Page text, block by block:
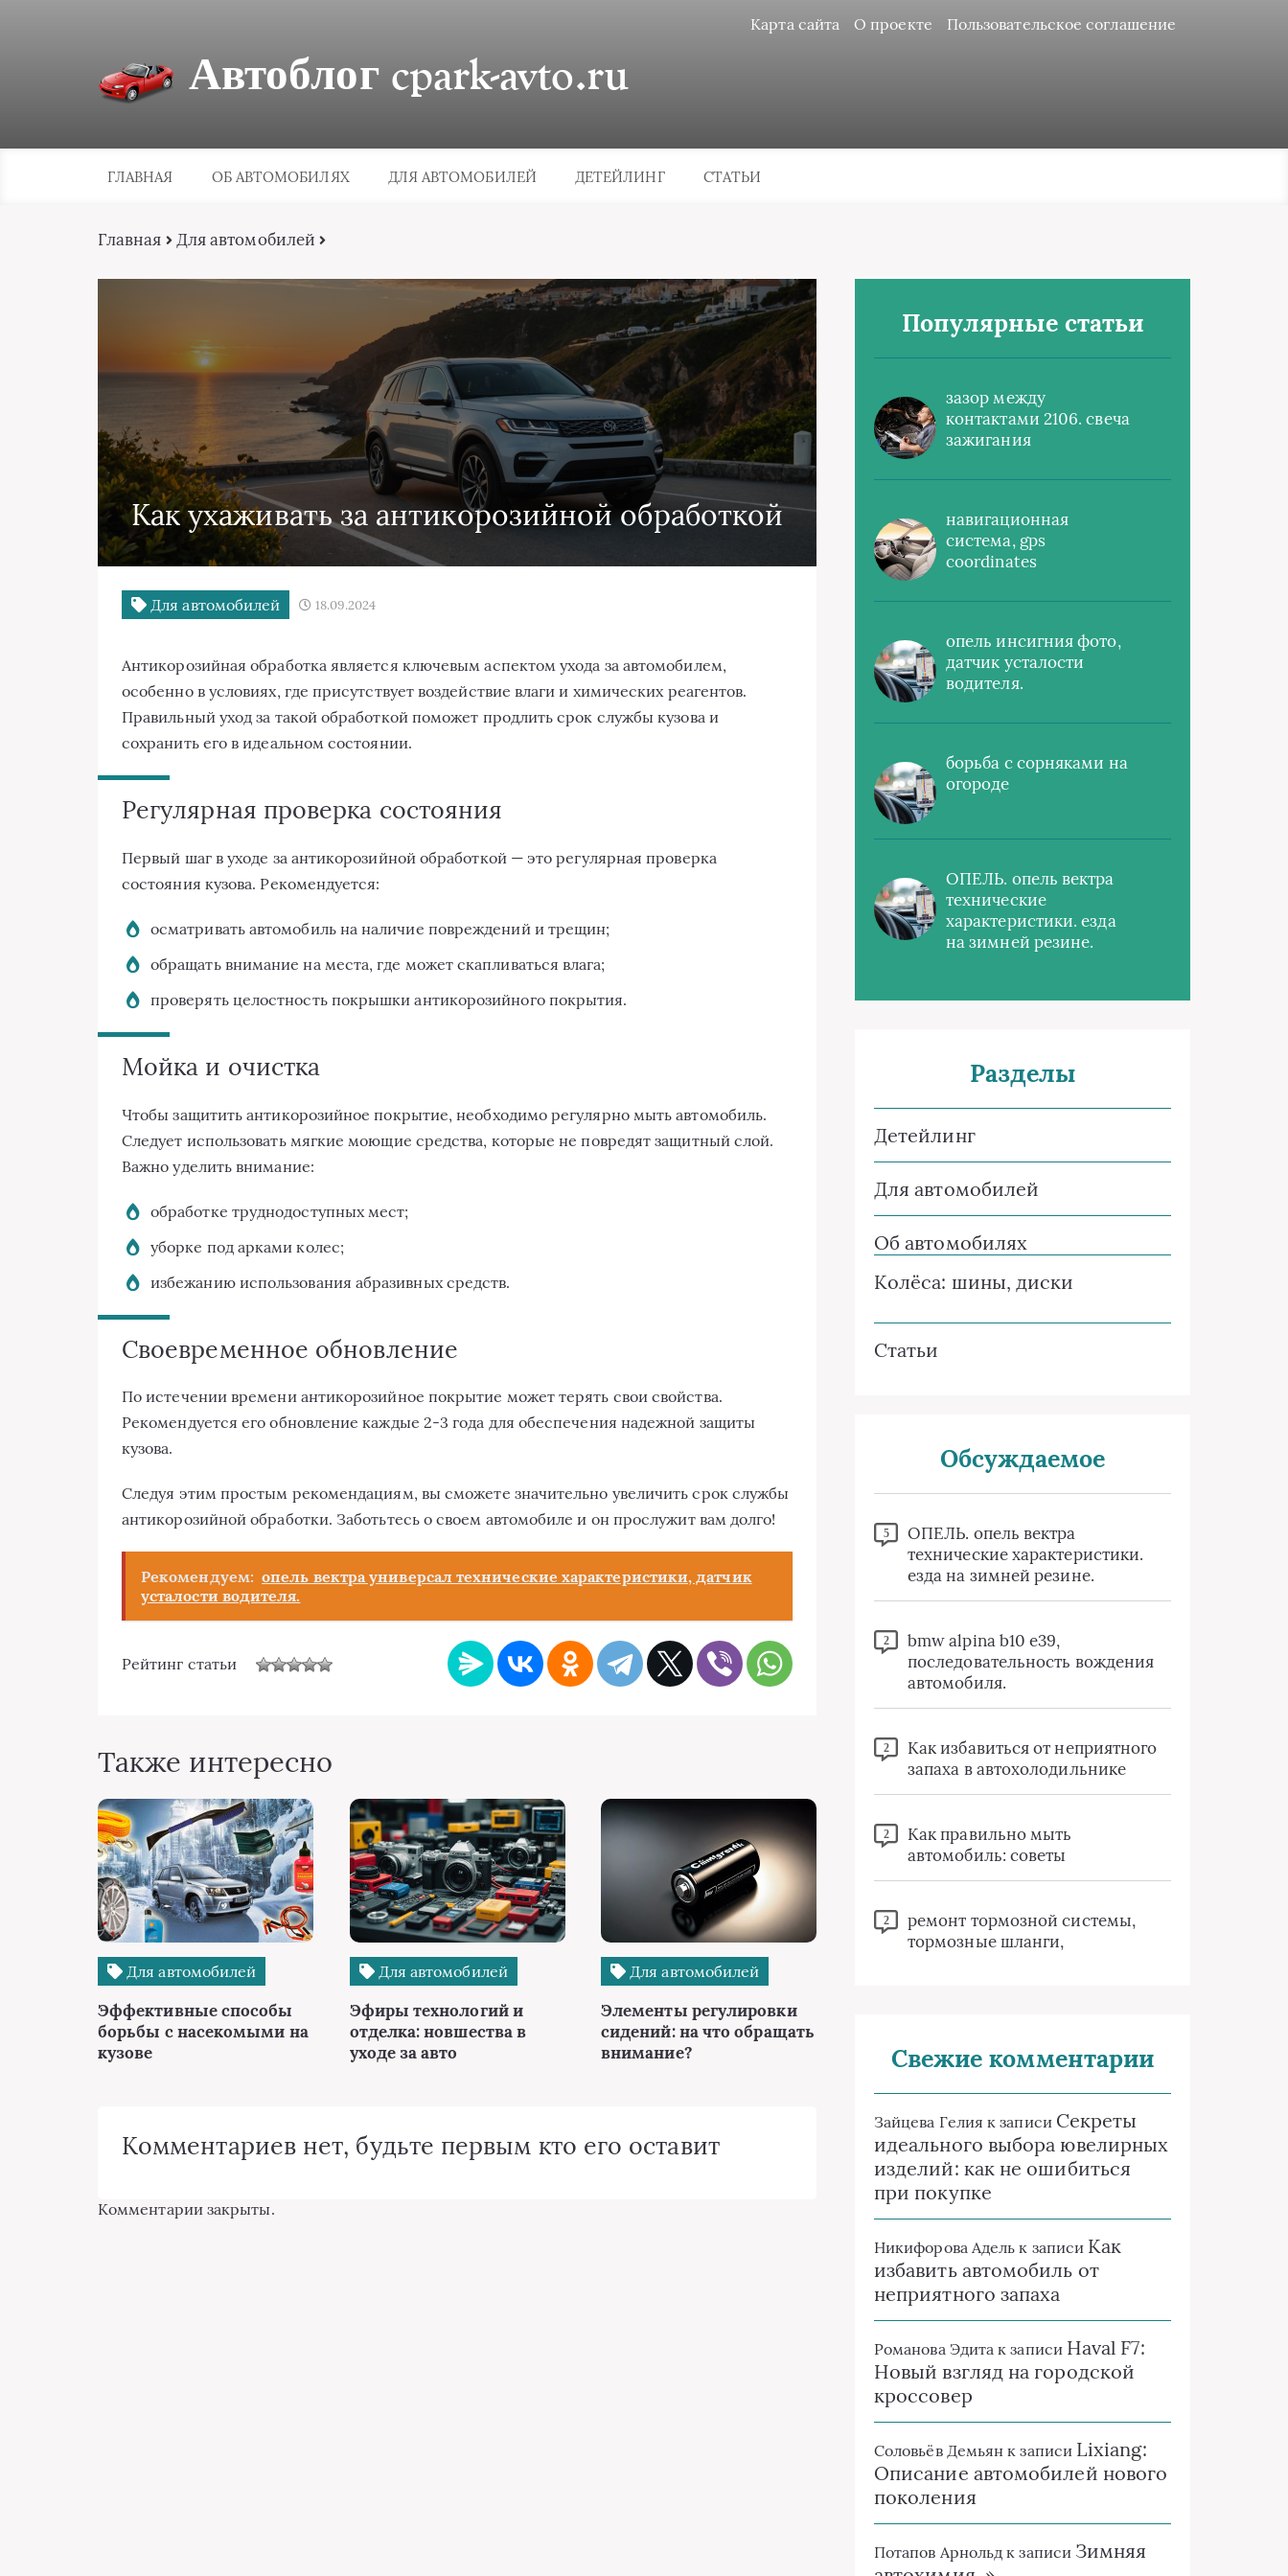
Карта сайта О проекте Пользовательское соглашение
Автоблог cpark-avto.ru
ГЛАВНАЯ ОБ АВТОМОБИЛЯХ ДЛЯ АВТОМОБИЛЕЙ ДЕТЕЙЛИНГ СТАТЬИ
Главная Для автомобилей
Как ухаживать за антикорозийной обработкой
Для автомобилей 18.09.2024
Антикорозийная обработка является ключевым аспектом ухода за автомобилем,
особенно в условиях, где присутствует воздействие влаги и химических реагентов.
Правильный уход за такой обработкой поможет продлить срок службы кузова и
сохранить его в идеальном состоянии.
Регулярная проверка состояния
Первый шаг в уходе за антикорозийной обработкой — это регулярная проверка
состояния кузова. Рекомендуется:
осматривать автомобиль на наличие повреждений и трещин;
обращать внимание на места, где может скапливаться влага;
проверять целостность покрышки антикорозийного покрытия.
Мойка и очистка
Чтобы защитить антикорозийное покрытие, необходимо регулярно мыть автомобиль.
Следует использовать мягкие моющие средства, которые не повредят защитный слой.
Важно уделить внимание:
обработке труднодоступных мест;
уборке под арками колес;
избежанию использования абразивных средств.
Своевременное обновление
По истечении времени антикорозийное покрытие может терять свои свойства.
Рекомендуется его обновление каждые 2-3 года для обеспечения надежной защиты
кузова.
Следуя этим простым рекомендациям, вы сможете значительно увеличить срок службы
антикорозийной обработки. Заботьтесь о своем автомобиле и он прослужит вам долго!
Рекомендуем: опель вектра универсал технические характеристики, датчик
усталости водителя.
Рейтинг статьи
Также интересно
Для автомобилей
Эффективные способы
борьбы с насекомыми на
кузове
Для автомобилей
Эфиры технологий и
отделка: новшества в
уходе за авто
Для автомобилей
Элементы регулировки
сидений: на что обращать
внимание?
Комментариев нет, будьте первым кто его оставит
Комментарии закрыты.
Популярные статьи
зазор между
контактами 2106. свеча
зажигания
навигационная
система, gps
coordinates
опель инсигния фото,
датчик усталости
водителя.
борьба с сорняками на
огороде
ОПЕЛЬ. опель вектра
технические
характеристики. езда
на зимней резине.
Разделы
Детейлинг
Для автомобилей
Об автомобилях
Колёса: шины, диски
Статьи
Обсуждаемое
5
ОПЕЛЬ. опель вектра
технические характеристики.
езда на зимней резине.
2
bmw alpina b10 e39,
последовательность вождения
автомобиля.
2
Как избавиться от неприятного
запаха в автохолодильнике
2
Как правильно мыть
автомобиль: советы
2
ремонт тормозной системы,
тормозные шланги,
Свежие комментарии
Зайцева Гелия к записи Секреты
идеального выбора ювелирных
изделий: как не ошибиться
при покупке
Никифорова Адель к записи Как
избавить автомобиль от
неприятного запаха
Романова Эдита к записи Haval F7:
Новый взгляд на городской
кроссовер
Соловьёв Демьян к записи Lixiang:
Описание автомобилей нового
поколения
Потапов Арнольд к записи Зимняя